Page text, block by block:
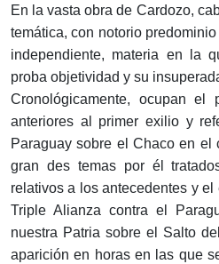
En la vasta obra de Cardozo,
temática, con notorio
independiente, materia en la
proba objetividad y su
Cronológicamente, ocupan el
anteriores al primer exilio y
Paraguay sobre el Chaco en el
gran des temas por él
relativos a los antecedentes y
Triple Alianza contra el
nuestra Patria sobre el Salto
aparición en horas en las que